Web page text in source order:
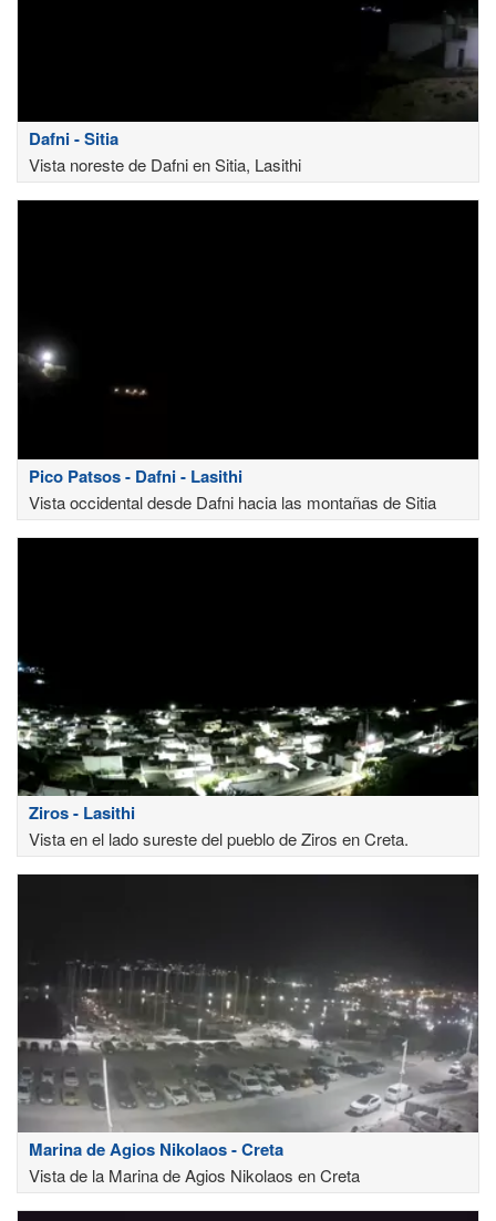
Dafni - Sitia
Vista noreste de Dafni en Sitia, Lasithi
Pico Patsos - Dafni - Lasithi
Vista occidental desde Dafni hacia las montañas de Sitia
Ziros - Lasithi
Vista en el lado sureste del pueblo de Ziros en Creta.
Marina de Agios Nikolaos - Creta
Vista de la Marina de Agios Nikolaos en Creta